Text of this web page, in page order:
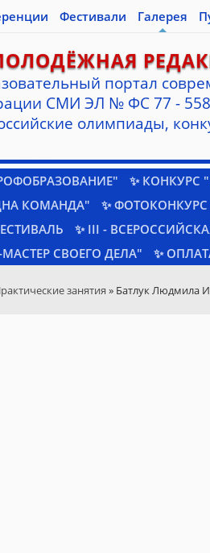
Фестивали Галерея
портал
СМИ ЭЛ № ФС 77 -
олимпиады,
✨
КОМАНДА"
✨ ФОТОКОНКУРС
✨ III -
СВОЕГО ДЕЛА"
✨
занятия » Батлук Людмила